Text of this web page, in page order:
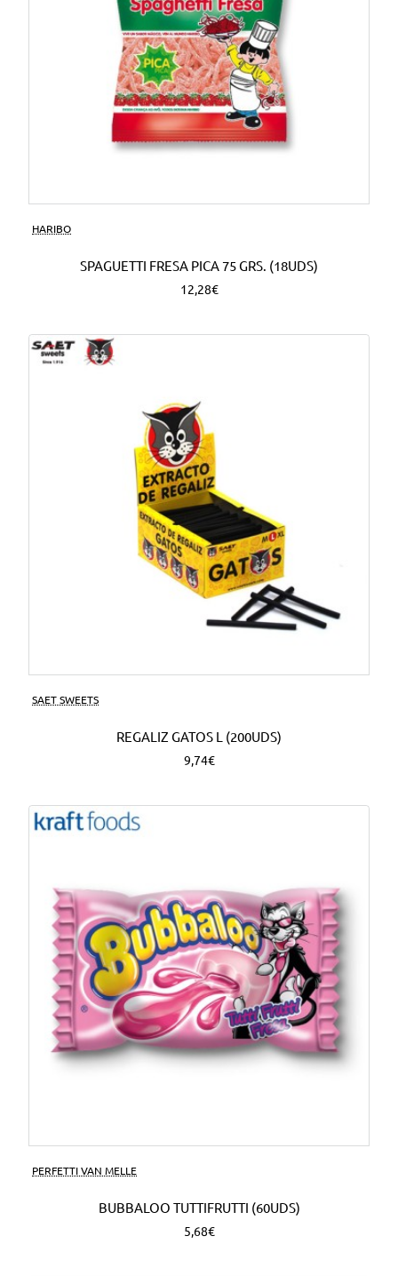
HARIBO
SPAGUETTI FRESA PICA 75 GRS. (18UDS)
12,28€
SAET SWEETS
REGALIZ GATOS L (200UDS)
9,74€
PERFETTI VAN MELLE
BUBBALOO TUTTIFRUTTI (60UDS)
5,68€